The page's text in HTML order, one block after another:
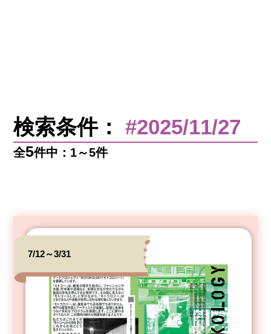
検索条件：#2025/11/27
全5件中：1～5件
7/12～3/31